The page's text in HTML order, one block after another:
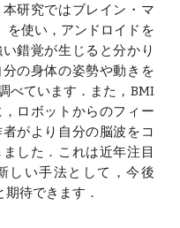
研究ではブレイン・マ
を使い，アンドロイドを
錯覚が生じると分かり
の身体の姿勢や動きを
べています．また，BMI
ロボットからのフィー
がより自分の脳波をコ
した．これは近年注目
しい手法として，今後
待できます．